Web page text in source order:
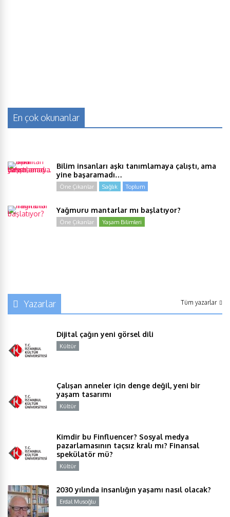
En çok okunanlar
Bilim insanları aşkı tanımlamaya çalıştı, ama
yine başaramadı…
Öne Çıkanlar Sağlık Toplum
Yağmuru mantarlar mı başlatıyor?
Öne Çıkanlar Yaşam Bilimleri
Yazarlar Tüm yazarlar
Dijital çağın yeni görsel dili
Kültür
Çalışan anneler için denge değil, yeni bir
yaşam tasarımı
Kültür
Kimdir bu Finfluencer? Sosyal medya
pazarlamasının taçsız kralı mı? Finansal
spekülatör mü?
Kültür
2030 yılında insanlığın yaşamı nasıl olacak?
Erdal Musoğlu